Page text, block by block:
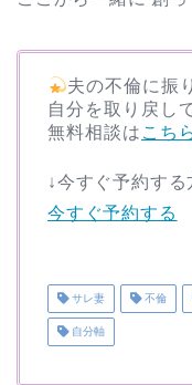
夫の不倫に振
自分を取り戻し
無料相談は こち
↓今すぐ予約す
今すぐ予約する
サレ妻 不倫
自分軸